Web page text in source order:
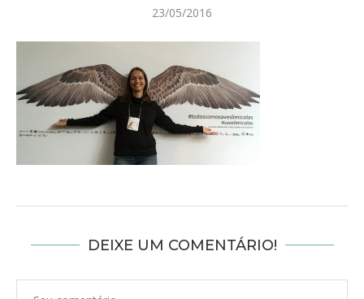
23/05/2016
DEIXE UM COMENTÁRIO!